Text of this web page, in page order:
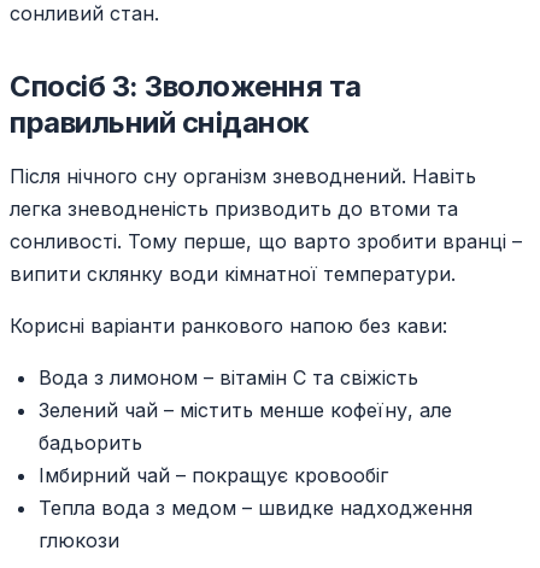
сонливий стан.
Спосіб 3: Зволоження та
правильний сніданок
Після нічного сну організм зневоднений. Навіть
легка зневодненість призводить до втоми та
сонливості. Тому перше, що варто зробити вранці –
випити склянку води кімнатної температури.
Корисні варіанти ранкового напою без кави:
Вода з лимоном – вітамін С та свіжість
Зелений чай – містить менше кофеїну, але
бадьорить
Імбирний чай – покращує кровообіг
Тепла вода з медом – швидке надходження
глюкози